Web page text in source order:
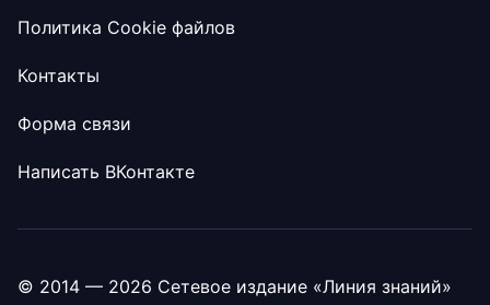
Политика Cookie файлов
Контакты
Форма связи
Написать ВКонтакте
© 2014 — 2026 Сетевое издание «Линия знаний»